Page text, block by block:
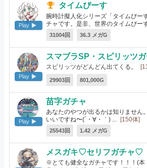
Play
タイムぴーす
腕時計擬人化シリーズ「タイムぴー
チャです。是非、世界のタイムぴーす
31004回 36.3 メガG
Play
スマブラSP・スピリッツガ
スピリッツがどんどん出てくる。
29903回 801,000G
Play
苗字ガチャ
あなたのやつが出るかは知りません
いいですね〜(´・∀・｀) ...
[150体]
25543回 1.42 メガG
メスガキ♡セリフガチャ♡
※とても健全なガチャです！！！(本